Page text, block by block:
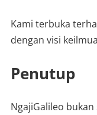
Kami terbuka
dengan visi
Penutup
NgajiGalileo